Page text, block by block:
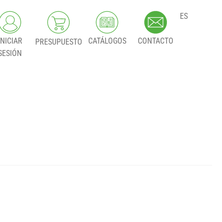
PRESUPUESTO CATÁLOGOS CONTACTO
ES